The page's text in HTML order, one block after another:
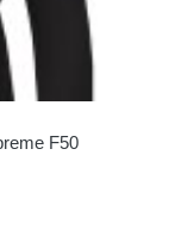
F50